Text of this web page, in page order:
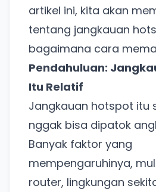
artikel ini, kita akan
tentang jangkauan
bagaimana cara
Pendahuluan:
Itu Relatif
Jangkauan hotspot itu
nggak bisa dipatok
Banyak faktor yang
mempengaruhinya,
router, lingkungan